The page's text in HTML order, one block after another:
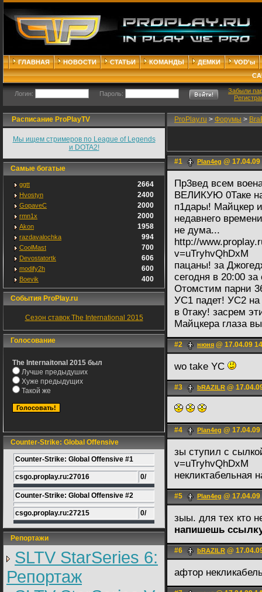
ГЛАВНАЯ НОВОСТИ СТАТЬИ КОМАНДЫ ДЕМКИ
VOD'ы
Логин: Пароль:
Забыли
Расписание ProPlayTV
Мы ищем стримеров по League of Legends
и DOTA2!
Самые богатые
ggtt 2664
Hvostyn 2400
GopaveC 2000
rmn1x 2000
Akon 1958
razdavalochka 994
CoolMast 700
Devostatortk 606
modify2h 600
Boevik 400
События ProPlay.ru
Сезон ставок The International 2015
Голосование
The Internaitonal 2015 был
Лучше предыдуших
Хуже предыдущих
Такой же
Counter-Strike: Global Offensive
Counter-Strike: Global Offensive #1
csgo.proplay.ru:27016 0/
Counter-Strike: Global Offensive #2
csgo.proplay.ru:27215 0/
Репортажи
SLTV StarSeries 6:
Репортаж
ProPlay.ru > Форумы >
#1 Plan4eg @ 17.04.09
Пр3вед всем
ВЕЛИКУЮ 0Таке
п1дары! Майцкер
недавнего
не дума...
http://
v=uTryhvQhDxM
пацаны! за
сегодня в 20:00 за
Отомстим парни
УС1 падет! УС2
в 0таку! засрем
Майцкера глаза
#2 нюня @ 17.04.09
wo take YC
#3 bRAZILR @
#4 Plan4eg @
зы ступил с
v=uTryhvQhDxM
некликтабельная
#5 Plan4eg @
зыы. для тех кто
напишешь
#6 bRAZILR @
афтор